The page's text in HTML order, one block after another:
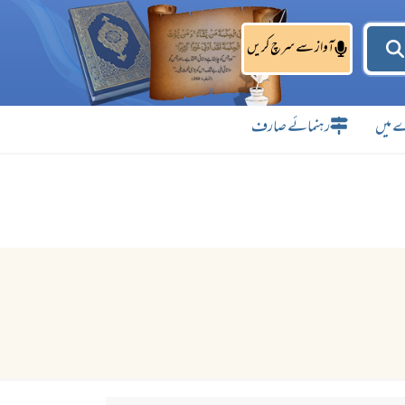
آواز سے سرچ کریں
میں رہنمائے صارف